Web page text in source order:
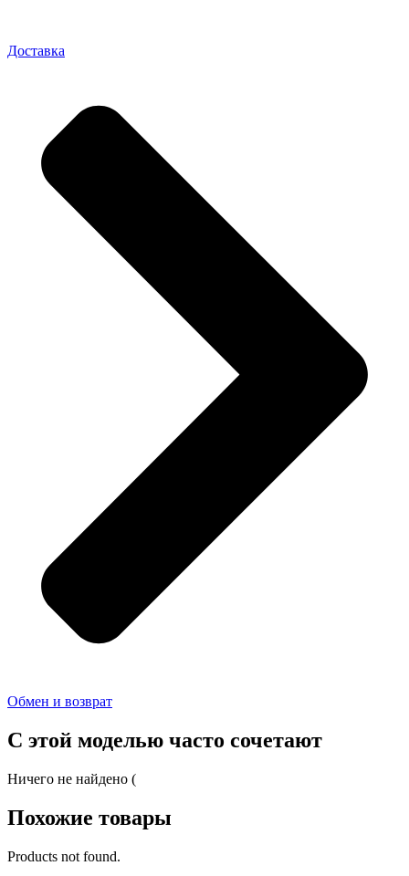
Доставка
Обмен и возврат
С этой моделью часто сочетают
Ничего не найдено (
Похожие товары
Products not found.